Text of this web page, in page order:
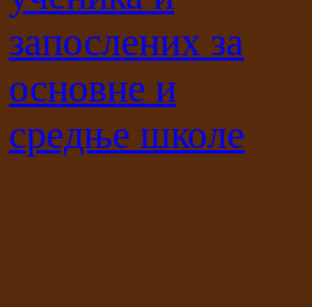
запослених за
основне и
средње школе